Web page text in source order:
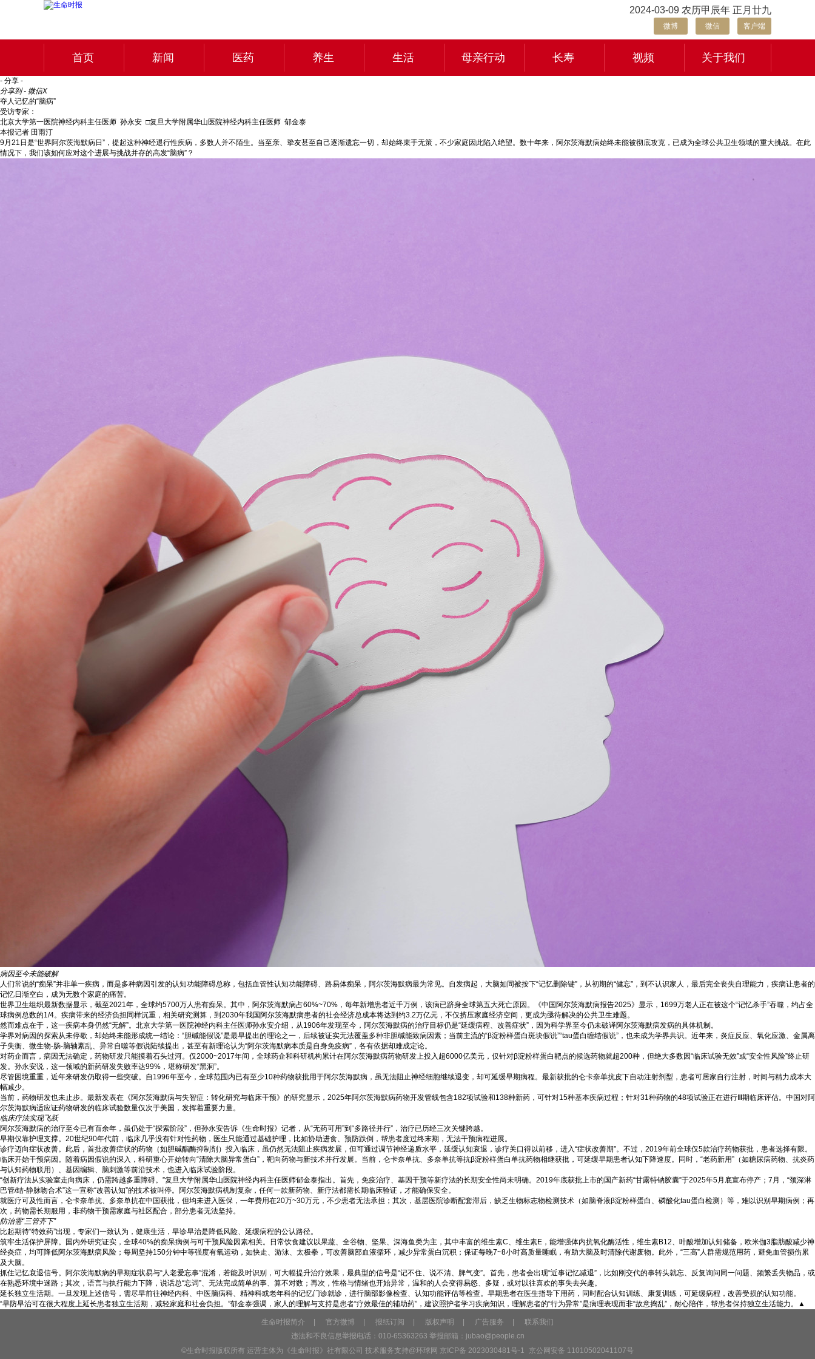
2024-03-09 农历甲辰年 正月廿九
微博 微信 客户端
首页 新闻 医药 养生 生活 母亲行动 长寿 视频 关于我们
- 分享 -
分享到 - 微信X
夺人记忆的“脑病”
受访专家：
北京大学第一医院神经内科主任医师 孙永安 □复旦大学附属华山医院神经内科主任医师 郁金泰
本报记者 田雨汀
9月21日是“世界阿尔茨海默病日”，提起这种神经退行性疾病，多数人并不陌生。当至亲、挚友甚至自己逐渐遗忘一切，却始终束手无策，不少家庭因此陷入绝望。数十年来，阿尔茨海默病始终未能被彻底攻克，已成为全球公共卫生领域的重大挑战。在此
情况下，我们该如何应对这个进展与挑战并存的高发“脑病”？
病因至今未能破解
人们常说的“痴呆”并非单一疾病，而是多种病因引发的认知功能障碍总称，包括血管性认知功能障碍、路易体痴呆，阿尔茨海默病最为常见。自发病起，大脑如同被按下“记忆删除键”，从初期的“健忘”，到不认识家人，最后完全丧失自理能力，疾病让患者的
记忆日渐空白，成为无数个家庭的痛苦。
世界卫生组织最新数据显示，截至2021年，全球约5700万人患有痴呆。其中，阿尔茨海默病占60%~70%，每年新增患者近千万例，该病已跻身全球第五大死亡原因。《中国阿尔茨海默病报告2025》显示，1699万老人正在被这个“记忆杀手”吞噬，约占全
球病例总数的1/4。疾病带来的经济负担同样沉重，相关研究测算，到2030年我国阿尔茨海默病患者的社会经济总成本将达到约3.2万亿元，不仅挤压家庭经济空间，更成为亟待解决的公共卫生难题。
然而难点在于，这一疾病本身仍然“无解”。北京大学第一医院神经内科主任医师孙永安介绍，从1906年发现至今，阿尔茨海默病的治疗目标仍是“延缓病程、改善症状”，因为科学界至今仍未破译阿尔茨海默病发病的具体机制。
学界对病因的探索从未停歇，却始终未能形成统一结论：“胆碱能假说”是最早提出的理论之一，后续被证实无法覆盖多种非胆碱能致病因素；当前主流的“β淀粉样蛋白斑块假说”“tau蛋白缠结假说”，也未成为学界共识。近年来，炎症反应、氧化应激、金属离
子失衡、微生物-肠-脑轴紊乱、异常自噬等假说陆续提出，甚至有新理论认为“阿尔茨海默病本质是自身免疫病”，各有依据却难成定论。
对药企而言，病因无法确定，药物研发只能摸着石头过河。仅2000~2017年间，全球药企和科研机构累计在阿尔茨海默病药物研发上投入超6000亿美元，仅针对β淀粉样蛋白靶点的候选药物就超200种，但绝大多数因“临床试验无效”或“安全性风险”终止研
发。孙永安说，这一领域的新药研发失败率达99%，堪称研发“黑洞”。
尽管困境重重，近年来研发仍取得一些突破。自1996年至今，全球范围内已有至少10种药物获批用于阿尔茨海默病，虽无法阻止神经细胞继续退变，却可延缓早期病程。最新获批的仑卡奈单抗皮下自动注射剂型，患者可居家自行注射，时间与精力成本大
幅减少。
当前，药物研发也未止步。最新发表在《阿尔茨海默病与失智症：转化研究与临床干预》的研究显示，2025年阿尔茨海默病药物开发管线包含182项试验和138种新药，可针对15种基本疾病过程；针对31种药物的48项试验正在进行Ⅲ期临床评估。中国对阿
尔茨海默病适应证药物研发的临床试验数量仅次于美国，发挥着重要力量。
临床疗法实现飞跃
阿尔茨海默病的治疗至今已有百余年，虽仍处于“探索阶段”，但孙永安告诉《生命时报》记者，从“无药可用”到“多路径并行”，治疗已历经三次关键跨越。
早期仅靠护理支撑。20世纪90年代前，临床几乎没有针对性药物，医生只能通过基础护理，比如协助进食、预防跌倒，帮患者度过终末期，无法干预病程进展。
诊疗迈向症状改善。此后，首批改善症状的药物（如胆碱酯酶抑制剂）投入临床，虽仍然无法阻止疾病发展，但可通过调节神经递质水平，延缓认知衰退，诊疗关口得以前移，进入“症状改善期”。不过，2019年前全球仅5款治疗药物获批，患者选择有限。
临床开始干预病因。随着病因假说的深入，科研重心开始转向“清除大脑异常蛋白”，靶向药物与新技术并行发展。当前，仑卡奈单抗、多奈单抗等抗β淀粉样蛋白单抗药物相继获批，可延缓早期患者认知下降速度。同时，“老药新用”（如糖尿病药物、抗炎药
与认知药物联用）、基因编辑、脑刺激等前沿技术，也进入临床试验阶段。
“创新疗法从实验室走向病床，仍需跨越多重障碍。”复旦大学附属华山医院神经内科主任医师郁金泰指出。首先，免疫治疗、基因干预等新疗法的长期安全性尚未明确。2019年底获批上市的国产新药“甘露特钠胶囊”于2025年5月底宣布停产；7月，“颈深淋
巴管/结-静脉吻合术”这一宣称“改善认知”的技术被叫停。阿尔茨海默病机制复杂，任何一款新药物、新疗法都需长期临床验证，才能确保安全。
就医疗可及性而言，仑卡奈单抗、多奈单抗在中国获批，但均未进入医保，一年费用在20万~30万元，不少患者无法承担；其次，基层医院诊断配套滞后，缺乏生物标志物检测技术（如脑脊液β淀粉样蛋白、磷酸化tau蛋白检测）等，难以识别早期病例；再
次，药物需长期服用，非药物干预需家庭与社区配合，部分患者无法坚持。
防治需“三管齐下”
比起期待“特效药”出现，专家们一致认为，健康生活，早诊早治是降低风险、延缓病程的公认路径。
筑牢生活保护屏障。国内外研究证实，全球40%的痴呆病例与可干预风险因素相关。日常饮食建议以果蔬、全谷物、坚果、深海鱼类为主，其中丰富的维生素C、维生素E，能增强体内抗氧化酶活性，维生素B12、叶酸增加认知储备，欧米伽3脂肪酸减少神
经炎症，均可降低阿尔茨海默病风险；每周坚持150分钟中等强度有氧运动，如快走、游泳、太极拳，可改善脑部血液循环，减少异常蛋白沉积；保证每晚7~8小时高质量睡眠，有助大脑及时清除代谢废物。此外，“三高”人群需规范用药，避免血管损伤累
及大脑。
抓住记忆衰退信号。阿尔茨海默病的早期症状易与“人老爱忘事”混淆，若能及时识别，可大幅提升治疗效果，最典型的信号是“记不住、说不清、脾气变”。首先，患者会出现“近事记忆减退”，比如刚交代的事转头就忘、反复询问同一问题、频繁丢失物品，或
在熟悉环境中迷路；其次，语言与执行能力下降，说话总“忘词”、无法完成简单的事、算不对数；再次，性格与情绪也开始异常，温和的人会变得易怒、多疑，或对以往喜欢的事失去兴趣。
延长独立生活期。一旦发现上述信号，需尽早前往神经内科、中医脑病科、精神科或老年科的记忆门诊就诊，进行脑部影像检查、认知功能评估等检查。早期患者在医生指导下用药，同时配合认知训练、康复训练，可延缓病程，改善受损的认知功能。
“早防早治可在很大程度上延长患者独立生活期，减轻家庭和社会负担。”郁金泰强调，家人的理解与支持是患者“疗效最佳的辅助药”，建议照护者学习疾病知识，理解患者的“行为异常”是病理表现而非“故意捣乱”，耐心陪伴，帮患者保持独立生活能力。▲
生命时报简介 官方微博 报纸订阅 版权声明 广告服务
联系我们
违法和不良信息举报电话：010-65363263 举报邮箱： jubao@people.cn
©生命时报版权所有 运营主体为《生命时报》社有限公司 技术服务支持@环球网 京ICP备 2023030481号-1 京公网安备 11010502041107号